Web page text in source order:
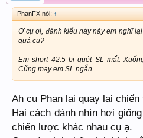
PhanFX nói: ↑
Ơ cụ ơi, đánh kiểu này này em nghĩ
quá cụ?
Em short 42.5 bị quét SL mất.
Cũng may em SL ngắn.
Ah cụ Phan lại quay lại
Hai cách đánh nhìn hơi
chiến lược khác nhau cụ ạ.